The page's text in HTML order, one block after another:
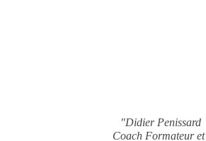
"Didier Penissard
Coach Formateur et